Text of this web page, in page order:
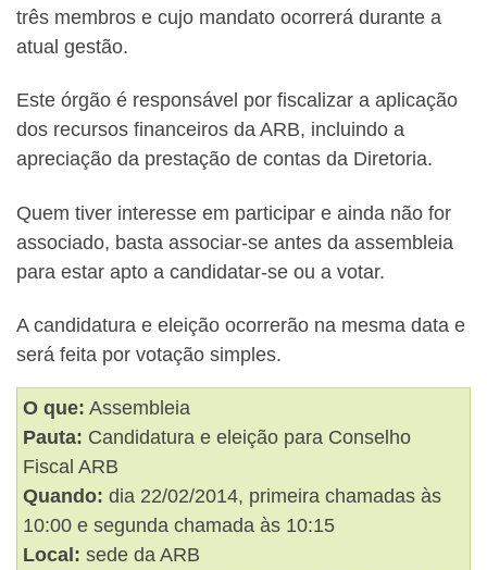
três membros e cujo mandato ocorrerá durante a
atual gestão.
Este órgão é responsável por fiscalizar a aplicação
dos recursos financeiros da ARB, incluindo a
apreciação da prestação de contas da Diretoria.
Quem tiver interesse em participar e ainda não for
associado, basta associar-se antes da assembleia
para estar apto a candidatar-se ou a votar.
A candidatura e eleição ocorrerão na mesma data e
será feita por votação simples.
O que: Assembleia
Pauta: Candidatura e eleição para Conselho
Fiscal ARB
Quando: dia 22/02/2014, primeira chamadas às
10:00 e segunda chamada às 10:15
Local: sede da ARB